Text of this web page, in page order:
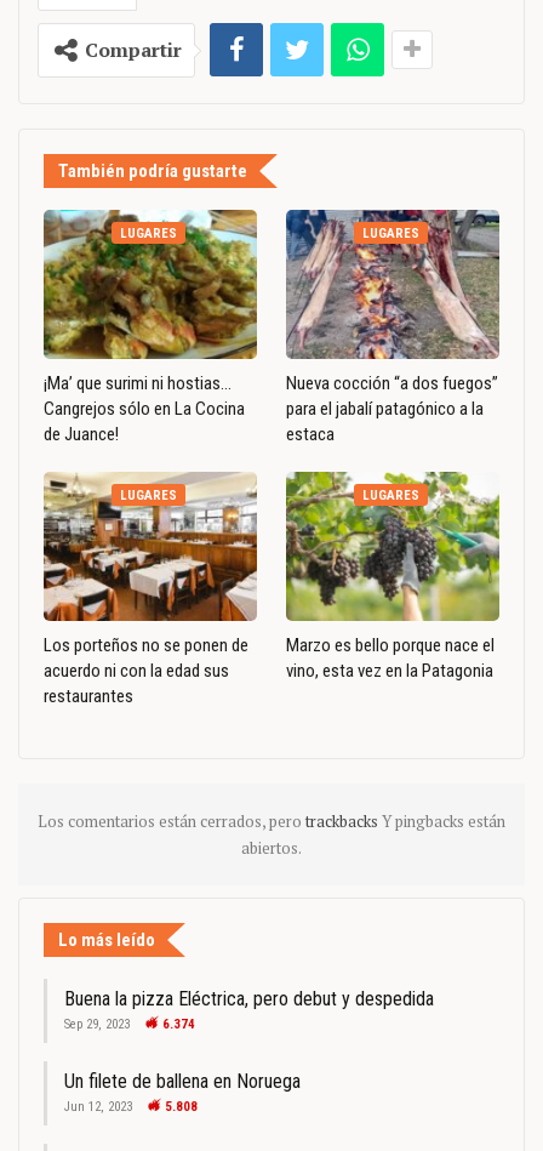
Compartir
También podría gustarte
LUGARES
¡Ma’ que surimi ni hostias…
Cangrejos sólo en La Cocina
de Juance!
LUGARES
Nueva cocción “a dos fuegos”
para el jabalí patagónico a la
estaca
LUGARES
Los porteños no se ponen de
acuerdo ni con la edad sus
restaurantes
LUGARES
Marzo es bello porque nace el
vino, esta vez en la Patagonia
Los comentarios están cerrados, pero trackbacks Y pingbacks están
abiertos.
Lo más leído
Buena la pizza Eléctrica, pero debut y despedida
Sep 29, 2023 6.374
Un filete de ballena en Noruega
Jun 12, 2023 5.808